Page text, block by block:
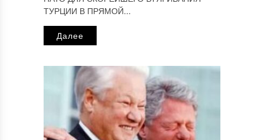
ТУРЦИИ В ПРЯМОЙ...
Далее